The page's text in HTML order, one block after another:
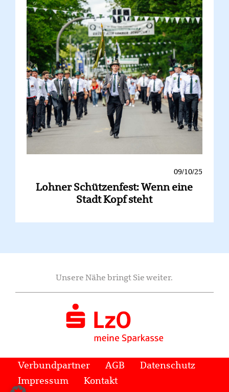
09/10/25
Lohner Schützenfest: Wenn eine
Stadt Kopf steht
Unsere Nähe bringt Sie weiter.
Verbundpartner AGB
Datenschutz
Impressum
Kontakt